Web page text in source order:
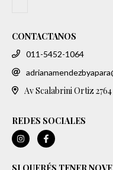
CONTACTANOS
011-5452-1064
Av Scalabrini Ortiz
REDES SOCIALES